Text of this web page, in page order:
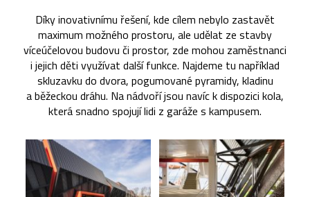
Díky inovativnímu řešení, kde cílem nebylo zastavět
maximum možného prostoru, ale udělat ze stavby
víceúčelovou budovu či prostor, zde mohou zaměstnanci
i jejich děti využívat další funkce. Najdeme tu například
skluzavku do dvora, pogumované pyramidy, kladinu
a běžeckou dráhu. Na nádvoří jsou navíc k dispozici kola,
která snadno spojují lidi z garáže s kampusem.